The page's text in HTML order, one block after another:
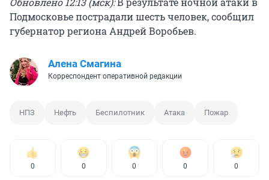
Подмосковье пострадали шесть человек, сообщил
губернатор региона Андрей Воробьев.
Алена Смагина
Корреспондент оперативной редакции
НПЗ Нефть Беспилотник Атака Пожар
0 0 0 0 0